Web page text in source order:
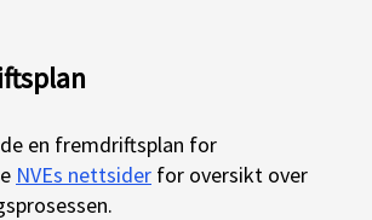
en fremdriftsplan for
NVEs nettsider for oversikt over
.